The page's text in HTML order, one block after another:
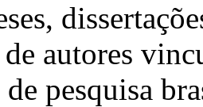
autores
pesquisa